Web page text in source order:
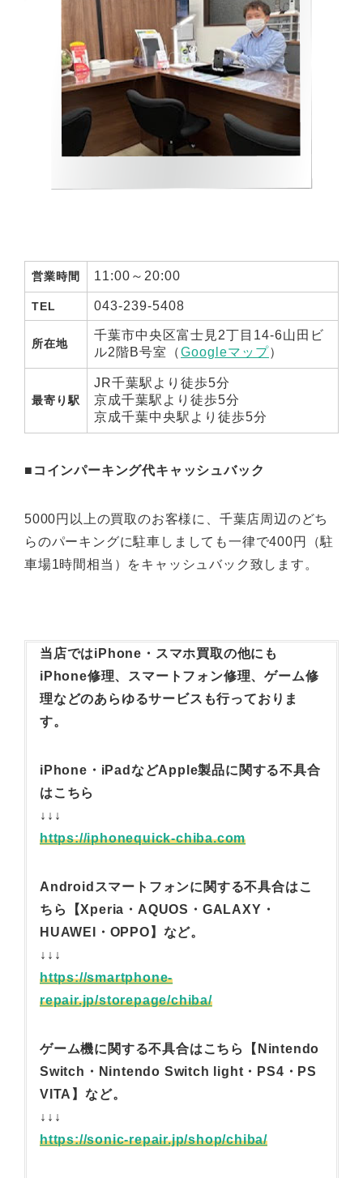
営業時間 11:00～20:00
TEL 043-239-5408
所在地
千葉市中央区富士見2丁目14-6山田ビ
ル2階B号室（Googleマップ）
最寄り駅
JR千葉駅より徒歩5分
京成千葉駅より徒歩5分
京成千葉中央駅より徒歩5分
■コインパーキング代キャッシュバック
5000円以上の買取のお客様に、千葉店周辺のどち
らのパーキングに駐車しましても一律で400円（駐
車場1時間相当）をキャッシュバック致します。
当店ではiPhone・スマホ買取の他にも
iPhone修理、スマートフォン修理、ゲーム修
理などのあらゆるサービスも行っておりま
す。
iPhone・iPadなどApple製品に関する不具合
はこちら
↓↓↓
https://iphonequick-chiba.com
Androidスマートフォンに関する不具合はこ
ちら【Xperia・AQUOS・GALAXY・
HUAWEI・OPPO】など。
↓↓↓
https://smartphone-
repair.jp/storepage/chiba/
ゲーム機に関する不具合はこちら【Nintendo
Switch・Nintendo Switch light・PS4・PS
VITA】など。
↓↓↓
https://sonic-repair.jp/shop/chiba/